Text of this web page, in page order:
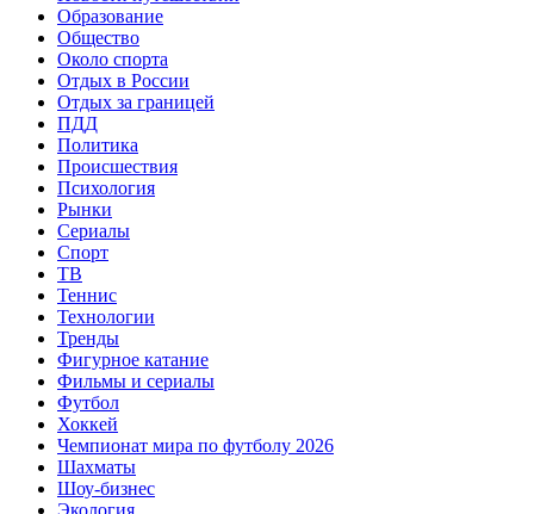
Образование
Общество
Около спорта
Отдых в России
Отдых за границей
ПДД
Политика
Происшествия
Психология
Рынки
Сериалы
Спорт
ТВ
Теннис
Технологии
Тренды
Фигурное катание
Фильмы и сериалы
Футбол
Хоккей
Чемпионат мира по футболу 2026
Шахматы
Шоу-бизнес
Экология